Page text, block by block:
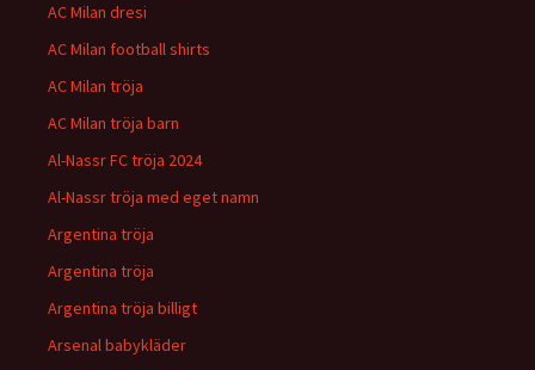
AC Milan dresi
AC Milan football shirts
AC Milan tröja
AC Milan tröja barn
Al-Nassr FC tröja 2024
Al-Nassr tröja med eget namn
Argentina tröja
Argentina tröja
Argentina tröja billigt
Arsenal babykläder